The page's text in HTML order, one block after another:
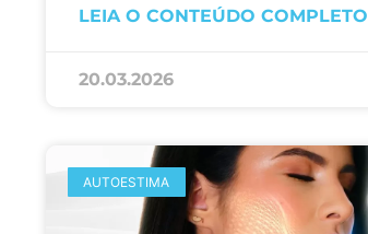
LEIA O CONTEÚDO COMPLETO
20.03.2026
AUTOESTIMA